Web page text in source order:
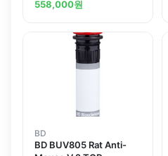
558,000원
BD
BD BUV805 Rat Anti-